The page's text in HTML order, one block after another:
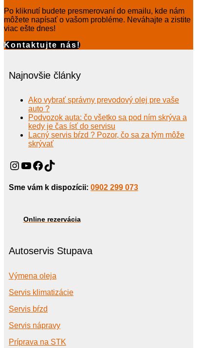
Po kliknutí budete presmerovaní do emailu, kde nám
môžete napísať o vašom probléme. Neváhajte a zistite
viac ešte dnes!
Kontaktujte nás!
Najnovšie články
Ako vybrať správny prevodový olej pre vaše
auto ?
Podvozok auta: čo všetko sa pod ním skrýva a
kedy je čas ísť do servisu
Lacný servis bŕzd ? Pozor, čo sa za tým môže
skrývať
Instagram
YouTube
Facebook
TikTok
Sme vám k dispozícii: 0902 299 073
Online rezervácia
Autoservis Stupava
Výmena oleja
Servis klimatizácie
Servis bŕzd
Servis nápravy
Príprava na STK